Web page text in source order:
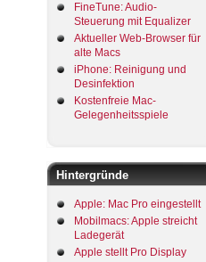
FineTune: Audio-
Steuerung mit Equalizer
Aktueller Web-Browser für
alte Macs
iPhone: Reinigung und
Desinfektion
Kostenfreie Mac-
Gelegenheitsspiele
Hintergründe
Apple: Mac Pro eingestellt
Mobilmacs: Apple streicht
Ladegerät
Apple stellt Pro Display